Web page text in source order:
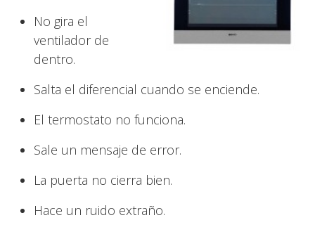
No gira el
ventilador de
dentro.
Salta el diferencial cuando se enciende.
El termostato no funciona.
Sale un mensaje de error.
La puerta no cierra bien.
Hace un ruido extraño.